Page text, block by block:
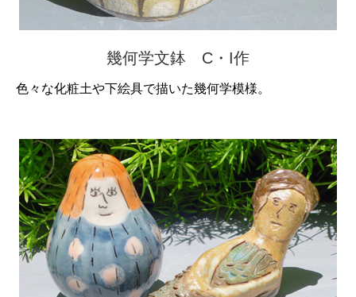
幾何学文鉢 C・I作
色々な化粧土や下絵具で描いた幾何学模様。